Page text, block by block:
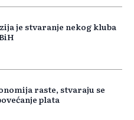
je stvaranje nekog kluba
raste, stvaraju se
plata